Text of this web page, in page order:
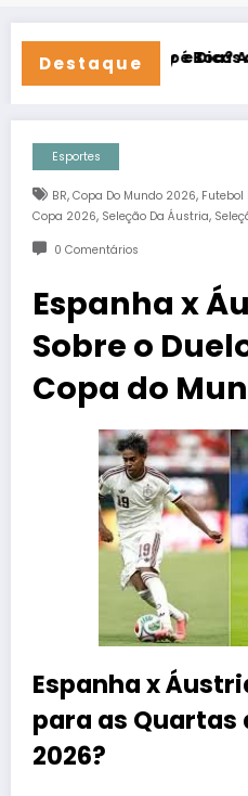
Destaque
e Dicas de Veterinário
é Boa? Análise
Esportes
BR, Copa Do Mundo 2026,
Copa 2026, Seleção Da Áustria,
0 Comentários
Espanha x
Sobre o
Copa do
Espanha x
para as Quartas
2026?